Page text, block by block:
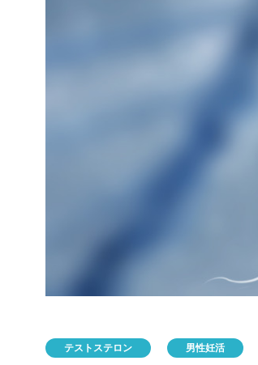
テストステロン 男性妊活